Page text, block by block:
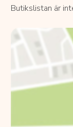
Butikslistan är